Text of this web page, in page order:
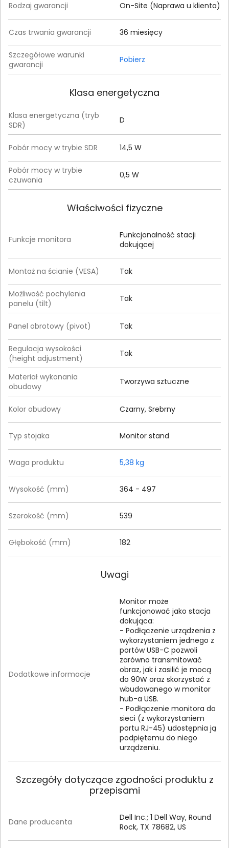
Rodzaj gwarancji On-Site (Naprawa u klienta)
Czas trwania gwarancji 36 miesięcy
Szczegółowe warunki
gwarancji
Pobierz
Klasa energetyczna
Klasa energetyczna (tryb
SDR)
D
Pobór mocy w trybie SDR 14,5 W
Pobór mocy w trybie
czuwania
0,5 W
Właściwości fizyczne
Funkcje monitora
Funkcjonalność stacji
dokującej
Montaż na ścianie (VESA) Tak
Możliwość pochylenia
panelu (tilt)
Tak
Panel obrotowy (pivot) Tak
Regulacja wysokości
(height adjustment)
Tak
Materiał wykonania
obudowy
Tworzywa sztuczne
Kolor obudowy Czarny, Srebrny
Typ stojaka Monitor stand
Waga produktu 5,38 kg
Wysokość (mm) 364 - 497
Szerokość (mm) 539
Głębokość (mm) 182
Uwagi
Dodatkowe informacje
Monitor może
funkcjonować jako stacja
dokująca:
- Podłączenie urządzenia z
wykorzystaniem jednego z
portów USB-C pozwoli
zarówno transmitować
obraz, jak i zasilić je mocą
do 90W oraz skorzystać z
wbudowanego w monitor
hub-a USB.
- Podłączenie monitora do
sieci (z wykorzystaniem
portu RJ-45) udostępnia ją
podpiętemu do niego
urządzeniu.
Szczegóły dotyczące zgodności produktu z
przepisami
Dane producenta
Dell Inc.; 1 Dell Way, Round
Rock, TX 78682, US